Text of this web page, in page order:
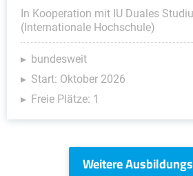
In Kooperation mit IU Duales
(Internationale Hochschule)
bundesweit
Start: Oktober 2026
Freie Plätze: 1
Weitere